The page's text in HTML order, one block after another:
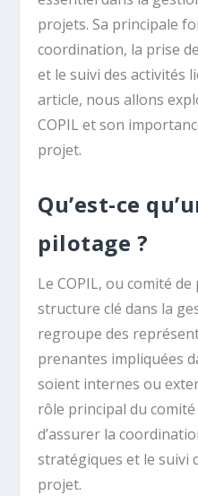
projets. Sa principale
coordination, la prise
et le suivi des activités
article, nous allons
COPIL et son
projet.
Qu’est-ce
pilotage ?
Le COPIL, ou comité
structure clé dans la
regroupe des
prenantes impliquées
soient internes ou
rôle principal du
d’assurer la
stratégiques et le suivi
projet.